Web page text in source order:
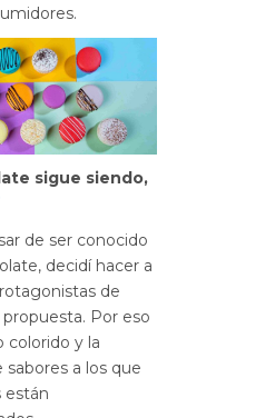
sigue siendo,
de ser conocido
decidí hacer a
de
Por eso
colorido y la
sabores a los que
están